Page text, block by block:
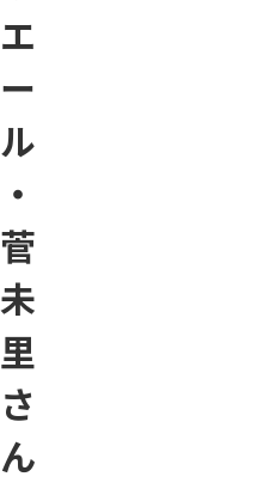
エ
ー
ル
・
菅
未
里
さ
ん